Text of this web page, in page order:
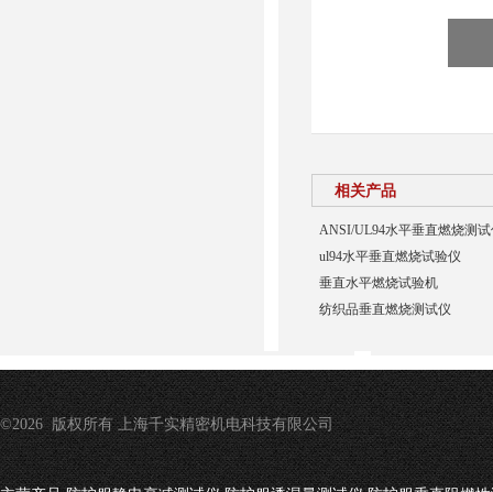
相关产品
ANSI/UL94水平垂直燃烧测
ul94水平垂直燃烧试验仪
垂直水平燃烧试验机
纺织品垂直燃烧测试仪
©2026 版权所有 上海千实精密机电科技有限公司